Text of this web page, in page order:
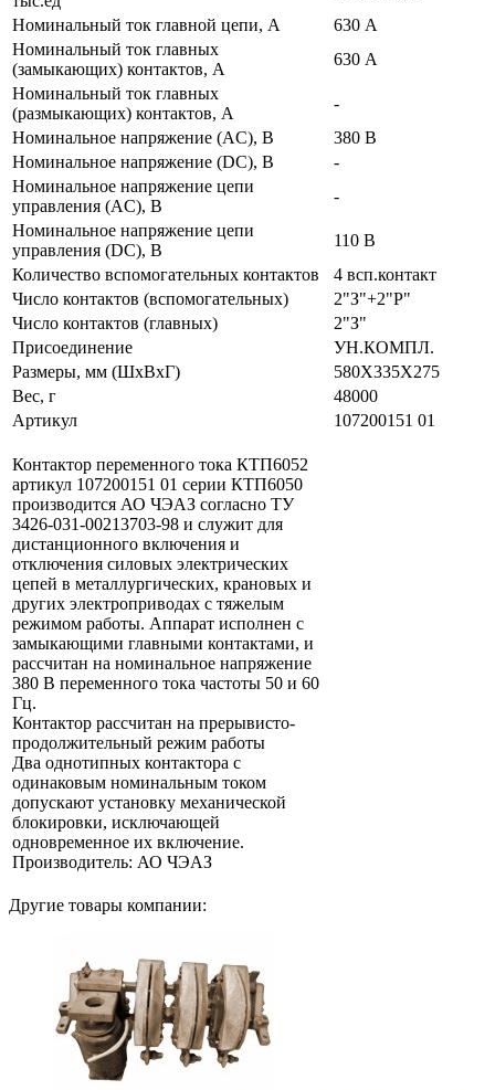
Номинальный ток главной цепи, А
630 А
Номинальный ток главных
(замыкающих) контактов, А
630 А
Номинальный ток главных
(размыкающих) контактов, А
-
Номинальное напряжение (AC), В
380 В
Номинальное напряжение (DC), В
-
Номинальное напряжение цепи
управления (AC), В
-
Номинальное напряжение цепи
управления (DC), В
110 В
Количество вспомогательных контактов
4 всп.контакт
Число контактов (вспомогательных)
2"З"+2"Р"
Число контактов (главных)
2"З"
Присоединение
УН.КОМПЛ.
Размеры, мм (ШхВхГ)
580Х335Х275
Вес, г
48000
Артикул
107200151 01
Контактор переменного тока КТП6052
артикул 107200151 01 серии КТП6050
производится АО ЧЭАЗ согласно ТУ
3426-031-00213703-98 и служит для
дистанционного включения и
отключения силовых электрических
цепей в металлургических, крановых и
других электроприводах с тяжелым
режимом работы. Аппарат исполнен c
замыкающими главными контактами, и
рассчитан на номинальное напряжение
380 В переменного тока частоты 50 и 60
Гц.
Контактор рассчитан на прерывисто-
продолжительный режим работы
Два однотипных контактора с
одинаковым номинальным током
допускают установку механической
блокировки, исключающей
одновременное их включение.
Производитель: АО ЧЭАЗ
Другие товары компании: